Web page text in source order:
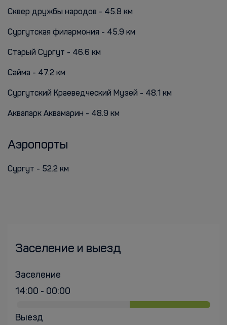
Сквер дружбы народов - 45.8 км
Сургутская филармония - 45.9 км
Старый Сургут - 46.6 км
Сайма - 47.2 км
Сургутский Краеведческий Музей - 48.1 км
Аквапарк Аквамарин - 48.9 км
Аэропорты
Сургут - 52.2 км
Заселение и выезд
Заселение
14:00 - 00:00
Выезд